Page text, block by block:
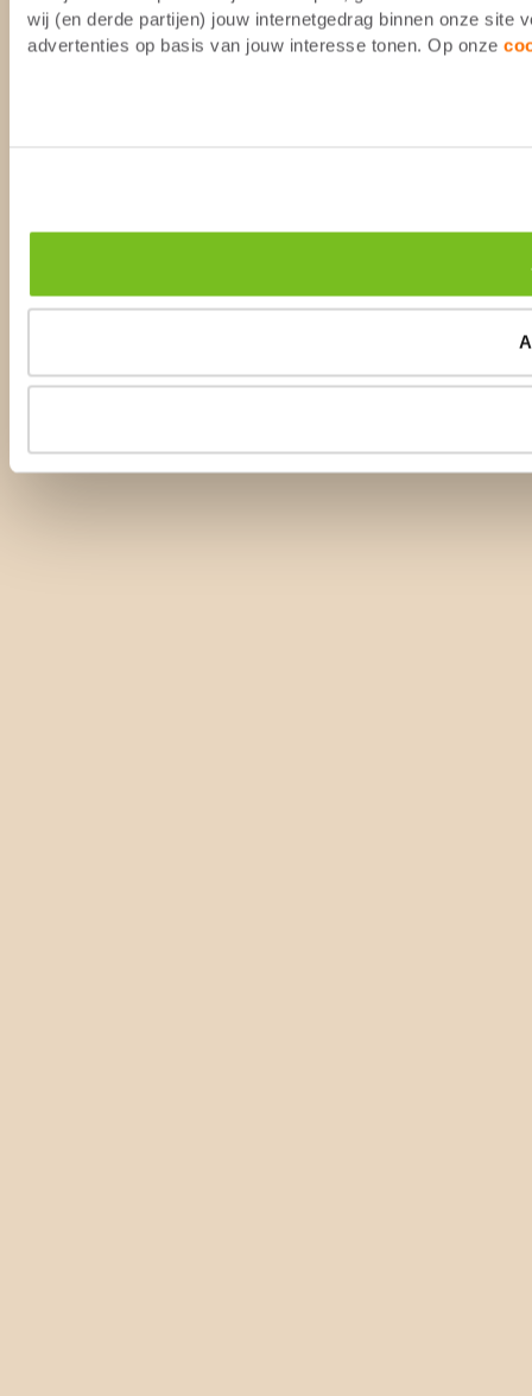
wij (en derde partijen) jouw internetgedrag binnen onze site
advertenties op basis van jouw interesse tonen. Op onze